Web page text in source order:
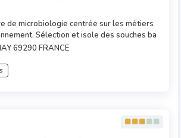
de microbiologie centrée sur les métiers
Sélection et isole des souches ba
69290 FRANCE